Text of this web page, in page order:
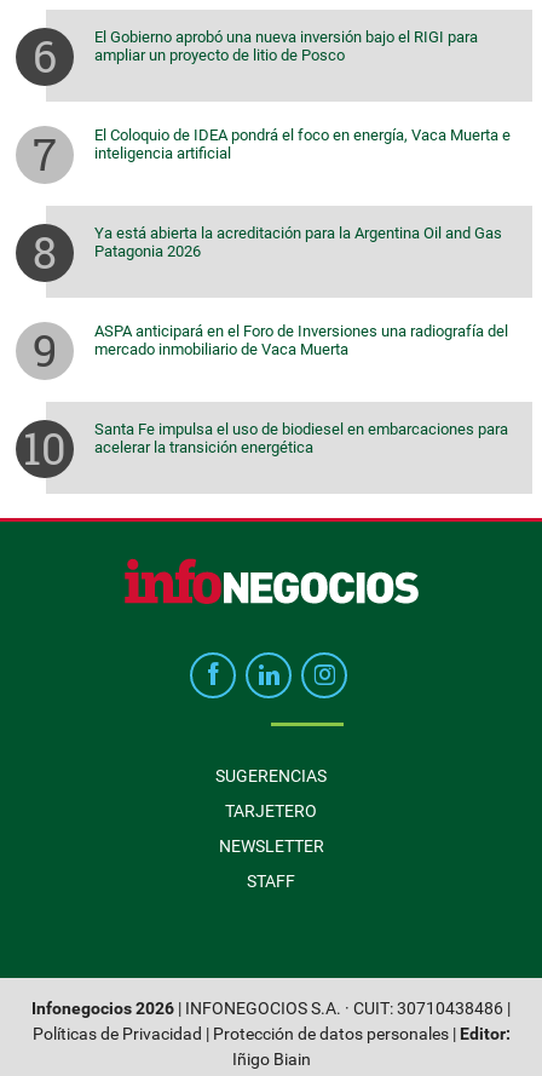
El Gobierno aprobó una nueva inversión bajo el RIGI para
ampliar un proyecto de litio de Posco
El Coloquio de IDEA pondrá el foco en energía, Vaca Muerta e
inteligencia artificial
Ya está abierta la acreditación para la Argentina Oil and Gas
Patagonia 2026
ASPA anticipará en el Foro de Inversiones una radiografía del
mercado inmobiliario de Vaca Muerta
Santa Fe impulsa el uso de biodiesel en embarcaciones para
acelerar la transición energética
SUGERENCIAS
TARJETERO
NEWSLETTER
STAFF
Infonegocios 2026 | INFONEGOCIOS S.A. · CUIT: 30710438486 |
Políticas de Privacidad | Protección de datos personales| Editor:
Iñigo Biain